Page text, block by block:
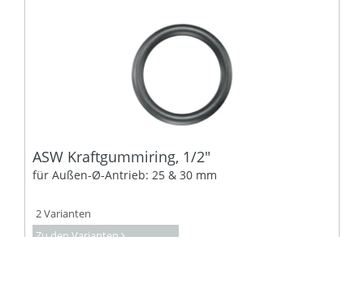
ASW Kraftgummiring, 1/2"
für Außen-Ø-Antrieb: 25 & 30 mm
2 Varianten
Zu den Varianten